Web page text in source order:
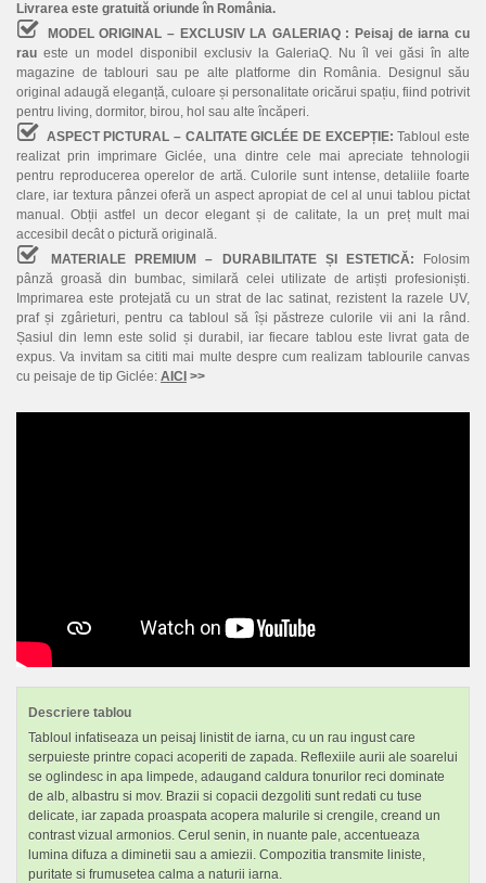
Livrarea este gratuită oriunde în România.
MODEL ORIGINAL – EXCLUSIV LA GALERIAQ :Peisaj de iarna cu
rau este un model disponibil exclusiv la GaleriaQ. Nu îl vei găsi în alte
magazine de tablouri sau pe alte platforme din România. Designul său
original adaugă eleganță, culoare și personalitate oricărui spațiu, fiind potrivit
pentru living, dormitor, birou, hol sau alte încăperi.
ASPECT PICTURAL – CALITATE GICLÉE DE EXCEPȚIE: Tabloul este
realizat prin imprimare Giclée, una dintre cele mai apreciate tehnologii
pentru reproducerea operelor de artă. Culorile sunt intense, detaliile foarte
clare, iar textura pânzei oferă un aspect apropiat de cel al unui tablou pictat
manual. Obții astfel un decor elegant și de calitate, la un preț mult mai
accesibil decât o pictură originală.
MATERIALE PREMIUM – DURABILITATE ȘI ESTETICĂ: Folosim
pânză groasă din bumbac, similară celei utilizate de artiști profesioniști.
Imprimarea este protejată cu un strat de lac satinat, rezistent la razele UV,
praf și zgârieturi, pentru ca tabloul să își păstreze culorile vii ani la rând.
Șasiul din lemn este solid și durabil, iar fiecare tablou este livrat gata de
expus. Va invitam sa cititi mai multe despre cum realizam tablourile canvas
cu peisaje de tip Giclée: AICI >>
Descriere tablou
Tabloul infatiseaza un peisaj linistit de iarna, cu un rau ingust care
serpuieste printre copaci acoperiti de zapada. Reflexiile aurii ale soarelui
se oglindesc in apa limpede, adaugand caldura tonurilor reci dominate
de alb, albastru si mov. Brazii si copacii dezgoliti sunt redati cu tuse
delicate, iar zapada proaspata acopera malurile si crengile, creand un
contrast vizual armonios. Cerul senin, in nuante pale, accentueaza
lumina difuza a diminetii sau a amiezii. Compozitia transmite liniste,
puritate si frumusetea calma a naturii iarna.